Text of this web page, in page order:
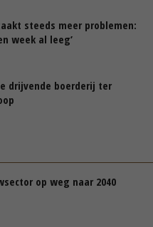
steeds meer problemen:
week al leeg’
drijvende boerderij ter
op weg naar 2040